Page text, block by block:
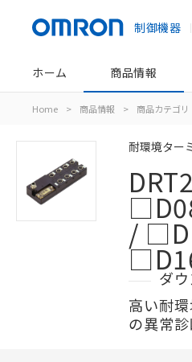
制御機器
ホーム 商品情報
Home > 商品情報 > 商品カテゴリ
耐環境ター
/
ダ
高い耐
の異常